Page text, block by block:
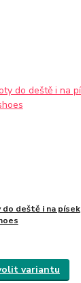
deště i na písek
variantu